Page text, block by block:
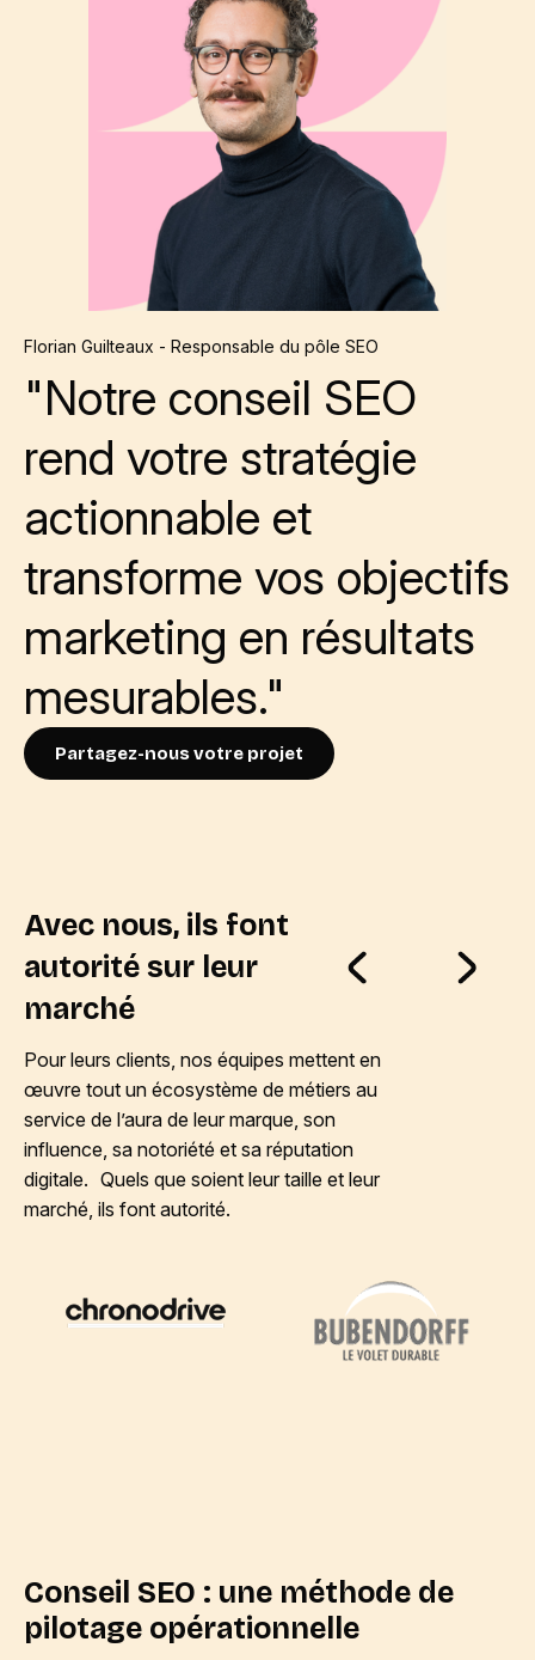
Florian Guilteaux - Responsable du pôle SEO
"Notre conseil SEO
rend votre stratégie
actionnable et
transforme vos objectifs
marketing en résultats
mesurables."
Partagez-nous votre projet
Avec nous, ils font
autorité sur leur
marché
Pour leurs clients, nos équipes mettent en
œuvre tout un écosystème de métiers au
service de l’aura de leur marque, son
influence, sa notoriété et sa réputation
digitale. Quels que soient leur taille et leur
marché, ils font autorité.
Conseil SEO : une méthode de
pilotage opérationnelle